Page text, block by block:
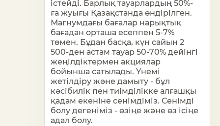
істейді. Барлық тауарлардың 50%-
ға жуығы Қазақстанда өндірілген.
Магнумдағы бағалар нарықтық
бағадан орташа есеппен 5-7%
төмен. Бұдан басқа, күн сайын 2
500-ден астам тауар 50-70% дейінгі
жеңілдіктермен акциялар
бойынша сатылады. Үнемі
жетілдіру және дамыту - бұл
кәсібилік пен тиімділікке алғашқы
қадам екеніне сенімдіміз. Сенімді
болу дегеніміз - өзіңе және өз ісіңе
адал болу.